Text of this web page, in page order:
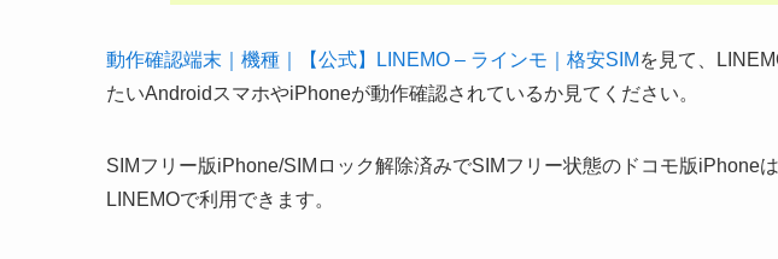
動作確認端末｜機種｜【公式】LINEMO – ラインモ｜格安SIM を見て、
たいAndroidスマホやiPhoneが動作確認されているか見てください。
SIMフリー版iPhone/SIMロック解除済みでSIMフリー状態のドコモ版iPhone
LINEMOで利用できます。